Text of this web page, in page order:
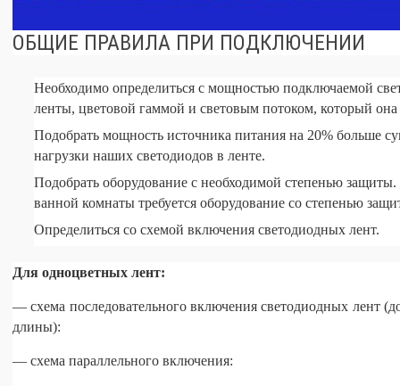
ОБЩИЕ ПРАВИЛА ПРИ ПОДКЛЮЧЕНИИ
Необходимо определиться с мощностью подключаемой
ленты, цветовой гаммой и световым потоком, который она
Подобрать мощность источника питания на 20% больше
нагрузки наших светодиодов в ленте.
Подобрать оборудование с необходимой степенью
ванной комнаты требуется оборудование со степенью
Определиться со схемой включения светодиодных лент.
Для одноцветных лент:
— схема последовательного включения светодиодных лент
длины):
— схема параллельного включения: